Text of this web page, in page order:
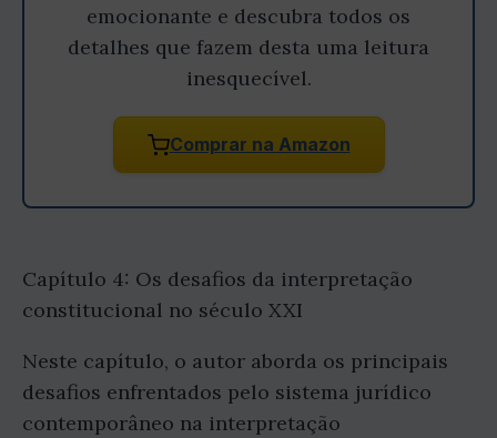
emocionante e descubra todos os
detalhes que fazem desta uma leitura
inesquecível.
Comprar na Amazon
Capítulo 4: Os desafios da interpretação
constitucional no século XXI
Neste capítulo, o autor aborda os principais
desafios enfrentados pelo sistema jurídico
contemporâneo na interpretação